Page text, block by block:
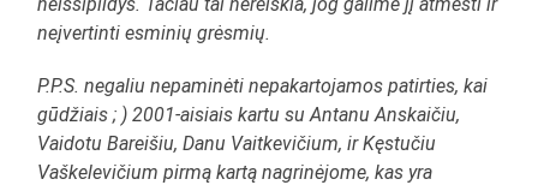
neįvertinti esminių grėsmių.
P.P.S. negaliu nepaminėti nepakartojamos patirties, kai
gūdžiais ; ) 2001-aisiais kartu su Antanu Anskaičiu,
Vaidotu Bareišiu, Danu Vaitkevičium, ir Kęstučiu
Vaškelevičium pirmą kartą nagrinėjome, kas yra